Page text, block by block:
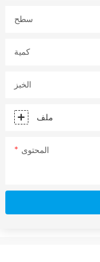
سطح
كمية
الخبز
ملف
المحتوى